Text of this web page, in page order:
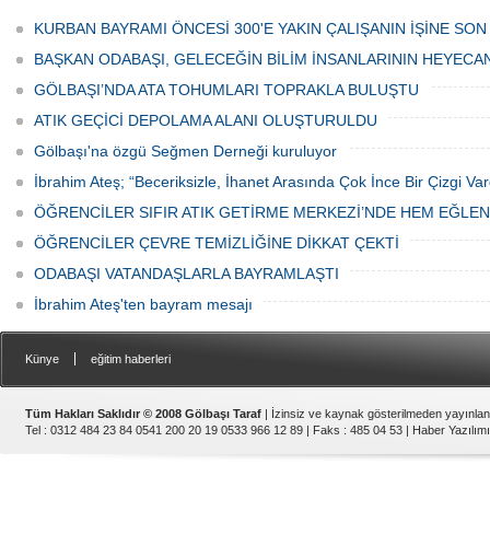
Haftası" etkinlikleri Ankara'da devam
ediyor.
bulunan esnaf ve alışverişe gelen
vatandaşlar park cezaları yüzünden
canından bezdi.
KURBAN BAYRAMI ÖNCESİ 300'E YAKIN ÇALIŞANIN İŞİNE
BAŞKAN ODABAŞI, GELECEĞİN BİLİM İNSANLARININ
GÖLBAŞI’NDA ATA TOHUMLARI TOPRAKLA BULUŞTU
ATIK GEÇİCİ DEPOLAMA ALANI OLUŞTURULDU
Gölbaşı'na özgü Seğmen Derneği kuruluyor
İbrahim Ateş; “Beceriksizle, İhanet Arasında Çok İnce Bir Çizgi
ÖĞRENCİLER SIFIR ATIK GETİRME MERKEZİ’NDE HEM
ÖĞRENCİLER ÇEVRE TEMİZLİĞİNE DİKKAT ÇEKTİ
ODABAŞI VATANDAŞLARLA BAYRAMLAŞTI
İbrahim Ateş'ten bayram mesajı
Künye eğitim haberleri
Tüm Hakları Saklıdır © 2008 Gölbaşı Taraf | İzinsiz ve kaynak gösterilmeden
Tel : 0312 484 23 84 0541 200 20 19 0533 966 12 89 | Faks : 485 04 53 | Haber Yazılımı